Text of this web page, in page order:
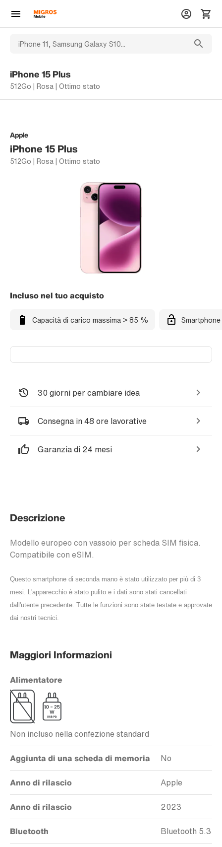
iPhone 15 Plus
512Go | Rosa | Ottimo stato
Apple
iPhone 15 Plus
512Go | Rosa | Ottimo stato
Incluso nel tuo acquisto
Capacità di carico massima > 85 %
30 giorni per cambiare idea
Consegna in 48 ore lavorative
Garanzia di 24 mesi
Descrizione
Modello europeo con vassoio per scheda SIM fisica.
Compatibile con eSIM.
Questo smartphone di seconda mano è stato utilizzato per più di 3
mesi. L'apparecchio è stato pulito e i dati sono stati cancellati
dall'utente precedente. Tutte le funzioni sono state testate e approvate
dai nostri tecnici.
Maggiori Informazioni
Alimentatore
Non incluso nella confezione standard
Aggiunta di una scheda di memoria No
Anno di rilascio Apple
Anno di rilascio 2023
Bluetooth Bluetooth 5.3